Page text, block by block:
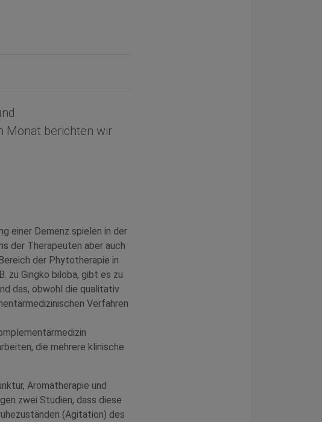
Monat berichten wir
einer Demenz spielen in der
der Therapeuten aber auch
der Phytotherapie in
zu Gingko biloba, gibt es zu
das, obwohl die qualitativ
Verfahren
die mehrere klinische
Aromatherapie und
zwei Studien, dass diese
(Agitation) des